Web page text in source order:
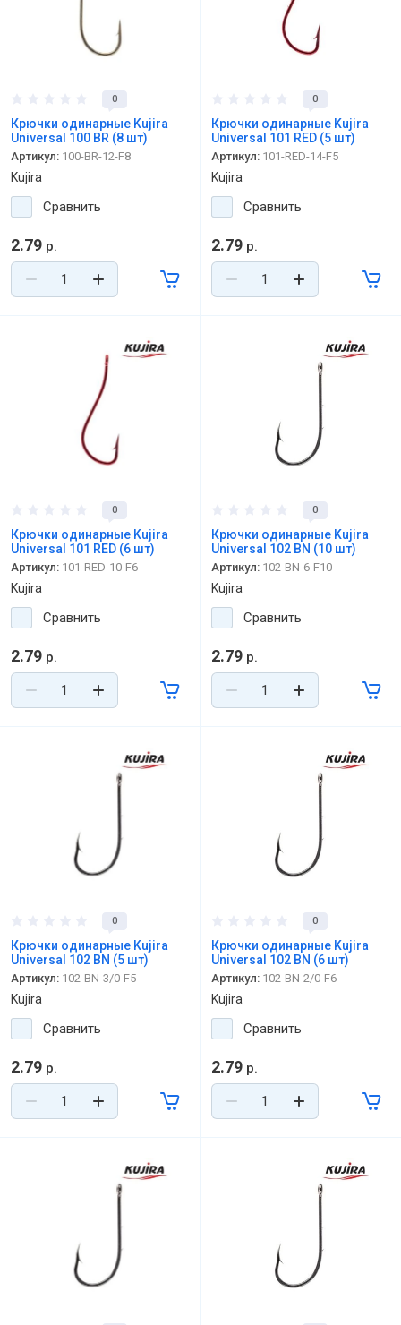
0
Крючки одинарные Kujira
Universal 100 BR (8 шт)
Артикул: 100-BR-12-F8
Kujira
Сравнить
2.79 р.
0
Крючки одинарные Kujira
Universal 101 RED (5 шт)
Артикул: 101-RED-14-F5
Kujira
Сравнить
2.79 р.
0
Крючки одинарные Kujira
Universal 101 RED (6 шт)
Артикул: 101-RED-10-F6
Kujira
Сравнить
2.79 р.
0
Крючки одинарные Kujira
Universal 102 BN (10 шт)
Артикул: 102-BN-6-F10
Kujira
Сравнить
2.79 р.
0
Крючки одинарные Kujira
Universal 102 BN (5 шт)
Артикул: 102-BN-3/0-F5
Kujira
Сравнить
2.79 р.
0
Крючки одинарные Kujira
Universal 102 BN (6 шт)
Артикул: 102-BN-2/0-F6
Kujira
Сравнить
2.79 р.